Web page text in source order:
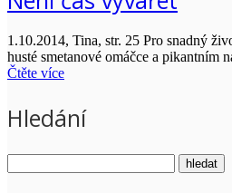
1.10.2014, Tina, str. 25 Pro snadný
husté smetanové omáčce a pikantním
Čtěte více
Hledání